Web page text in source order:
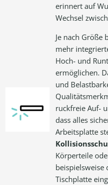
erinnert auf
Wechsel
Je nach Größe
mehr
Hoch- und
ermöglichen.
und
ruckfreie Auf-
dass alles
Arbeitsplatte
Körperteile
Tischplatte